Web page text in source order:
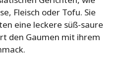
Fleisch oder Tofu. Sie
eine leckere süß-saure
den Gaumen mit ihrem